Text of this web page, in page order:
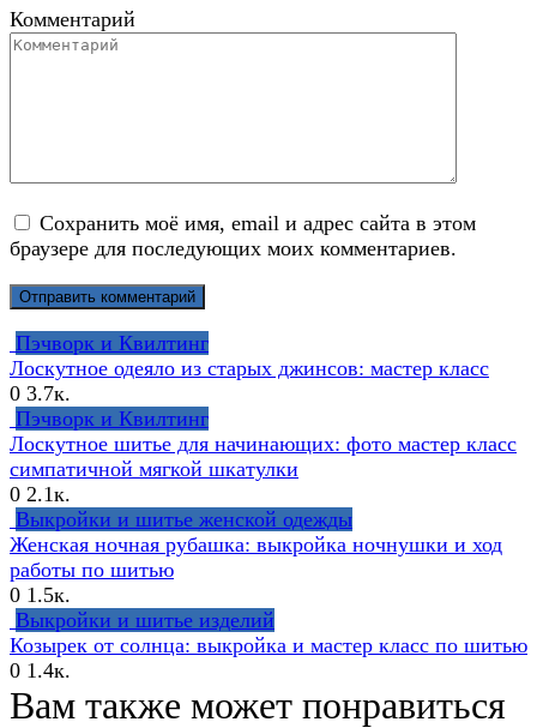
Комментарий
Сохранить моё имя, email и адрес сайта в этом
браузере для последующих моих комментариев.
Пэчворк и Квилтинг
Лоскутное одеяло из старых джинсов: мастер класс
0 3.7к.
Пэчворк и Квилтинг
Лоскутное шитье для начинающих: фото мастер класс
симпатичной мягкой шкатулки
0 2.1к.
Выкройки и шитье женской одежды
Женская ночная рубашка: выкройка ночнушки и ход
работы по шитью
0 1.5к.
Выкройки и шитье изделий
Козырек от солнца: выкройка и мастер класс по шитью
0 1.4к.
Вам также может понравиться